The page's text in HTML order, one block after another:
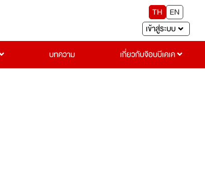
TH
EN
เข้าสู่ระบบ
บทความ เกี่ยวกับจ๊อบบีเคเค